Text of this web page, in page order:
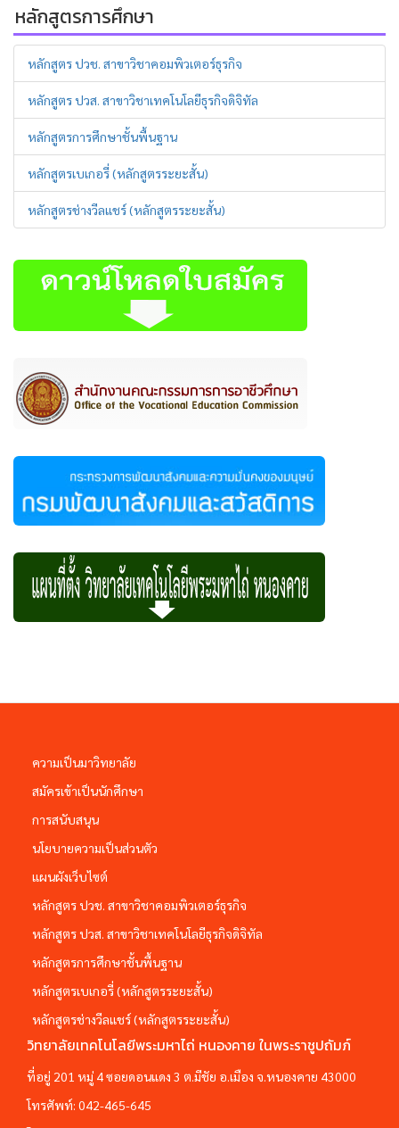
หลักสูตรการศึกษา
หลักสูตร ปวช. สาขาวิชาคอมพิวเตอร์ธุรกิจ
หลักสูตร ปวส. สาขาวิชาเทคโนโลยีธุรกิจดิจิทัล
หลักสูตรการศึกษาชั้นพื้นฐาน
หลักสูตรเบเกอรี่ (หลักสูตรระยะสั้น)
หลักสูตรช่างวีลแชร์ (หลักสูตรระยะสั้น)
ความเป็นมาวิทยาลัย
สมัครเข้าเป็นนักศึกษา
การสนับสนุน
นโยบายความเป็นส่วนตัว
แผนผังเว็บไซต์
หลักสูตร ปวช. สาขาวิชาคอมพิวเตอร์ธุรกิจ
หลักสูตร ปวส. สาขาวิชาเทคโนโลยีธุรกิจดิจิทัล
หลักสูตรการศึกษาชั้นพื้นฐาน
หลักสูตรเบเกอรี่ (หลักสูตรระยะสั้น)
หลักสูตรช่างวีลแชร์ (หลักสูตรระยะสั้น)
วิทยาลัยเทคโนโลยีพระมหาไถ่ หนองคาย ในพระราชูปถัมภ์
ที่อยู่ 201 หมู่ 4 ซอยดอนแดง 3 ต.มีชัย อ.เมือง จ.หนองคาย 43000
โทรศัพท์: 042-465-645